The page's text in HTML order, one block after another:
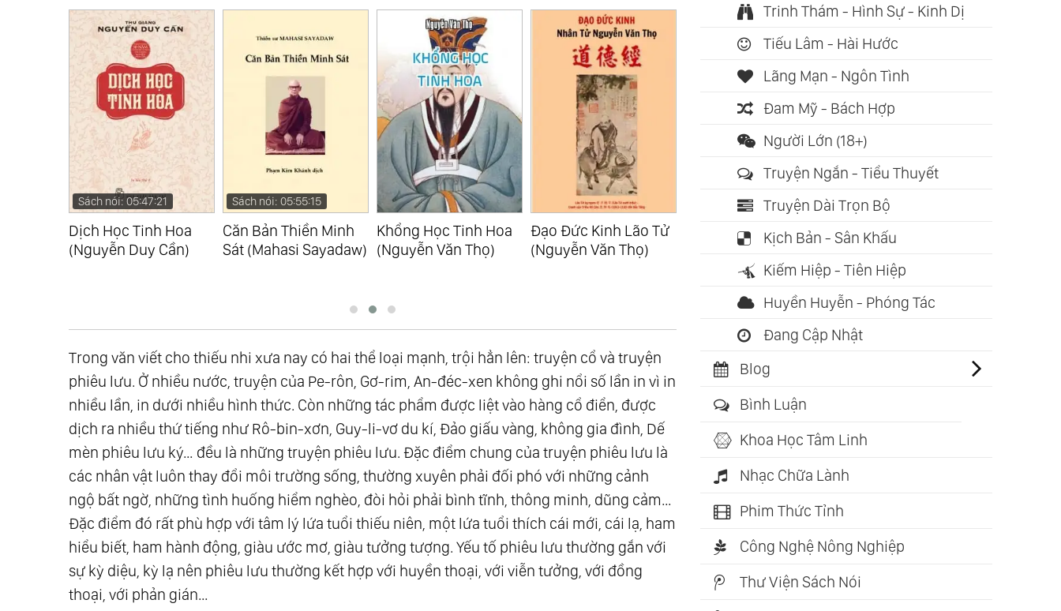
Sách nói: 05:47:21
Dịch Học Tinh Hoa
(Nguyễn Duy Cần)
Sách nói: 05:55:15
Căn Bản Thiền Minh
Sát (Mahasi Sayadaw)
Khổng Học Tinh Hoa
(Nguyễn Văn Thọ)
Đạo Đức Kinh Lão Tử
(Nguyễn Văn Thọ)
Sách nói: 24:31:03
Mi Tiên Vấn Đáp
(Milinda Panha)
Sách nói: 02:36:30
Kinh Địa Tạng Bồ Tát
Bổn Nguyện (Thích
Trí Tịnh)
Trong văn viết cho thiếu nhi xưa nay có hai thể loại mạnh, trội hẳn lên: truyện cổ và truyện
phiêu lưu. Ở nhiều nước, truyện của Pe-rôn, Gơ-rim, An-đéc-xen không ghi nổi số lần in vì in
nhiều lần, in dưới nhiều hình thức. Còn những tác phẩm được liệt vào hàng cổ điển, được
dịch ra nhiều thứ tiếng như Rô-bin-xơn, Guy-li-vơ du kí, Đảo giấu vàng, không gia đình, Dế
mèn phiêu lưu ký… đều là những truyện phiêu lưu. Đặc điểm chung của truyện phiêu lưu là
các nhân vật luôn thay đổi môi trường sống, thường xuyên phải đối phó với những cảnh
ngộ bất ngờ, những tình huống hiểm nghèo, đòi hỏi phải bình tĩnh, thông minh, dũng cảm…
Đặc điểm đó rất phù hợp với tâm lý lứa tuổi thiếu niên, một lứa tuổi thích cái mới, cái lạ, ham
hiểu biết, ham hành động, giàu ước mơ, giàu tưởng tượng. Yếu tố phiêu lưu thường gắn với
sự kỳ diệu, kỳ lạ nên phiêu lưu thường kết hợp với huyền thoại, với viễn tưởng, với đồng
thoại, với phản gián…
Trinh Thám - Hình Sự - Kinh Dị
Tiếu Lâm - Hài Hước
Lãng Mạn - Ngôn Tình
Đam Mỹ - Bách Hợp
Người Lớn (18+)
Truyện Ngắn - Tiểu Thuyết
Truyện Dài Trọn Bộ
Kịch Bản - Sân Khấu
Kiếm Hiệp - Tiên Hiệp
Huyền Huyễn - Phóng Tác
Đang Cập Nhật
Blog
Bình Luận
Khoa Học Tâm Linh
Nhạc Chữa Lành
Phim Thức Tỉnh
Công Nghệ Nông Nghiệp
Thư Viện Sách Nói